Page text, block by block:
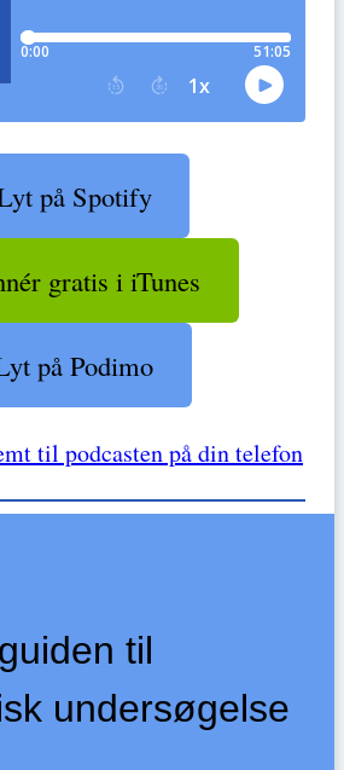
på Spotify
gratis i iTunes
på Podimo
til podcasten på din telefon
til
undersøgelse